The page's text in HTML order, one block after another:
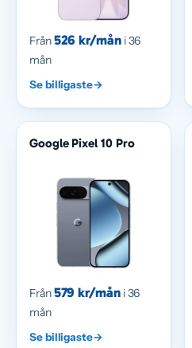
Från526 kr/måni 36
mån
Se billigaste→
Google Pixel 10 Pro
Från579 kr/måni 36
mån
Se billigaste→